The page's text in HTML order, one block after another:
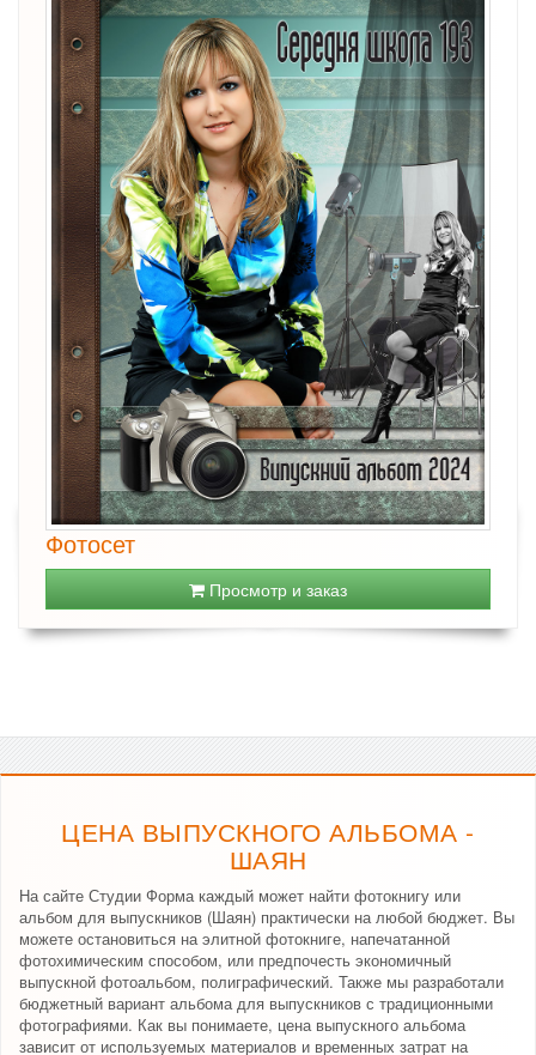
Фотосет
Просмотр и заказ
ЦЕНА ВЫПУСКНОГО АЛЬБОМА -
ШАЯН
На сайте Студии Форма каждый может найти фотокнигу или
альбом для выпускников (Шаян) практически на любой бюджет. Вы
можете остановиться на элитной фотокниге, напечатанной
фотохимическим способом, или предпочесть экономичный
выпускной фотоальбом, полиграфический. Также мы разработали
бюджетный вариант альбома для выпускников с традиционными
фотографиями. Как вы понимаете, цена выпускного альбома
зависит от используемых материалов и временных затрат на